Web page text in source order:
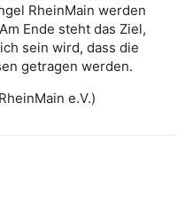
RheinMain werden
Ende steht das Ziel,
sein wird, dass die
getragen werden.
e.V.)